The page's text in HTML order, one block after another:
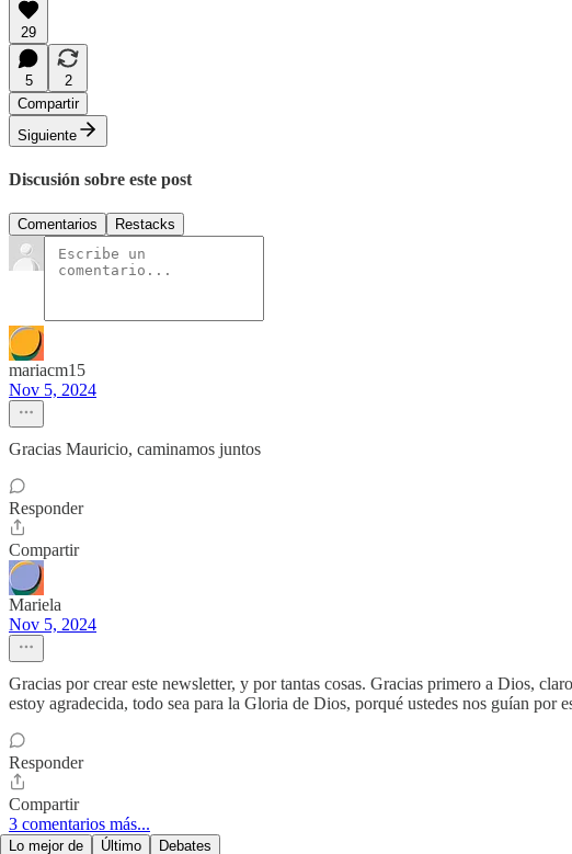
29
5
2
Compartir
Siguiente
Discusión sobre este post
Comentarios Restacks
mariacm15
Nov 5, 2024
Gracias Mauricio, caminamos juntos
Responder
Compartir
Mariela
Nov 5, 2024
Gracias por crear este newsletter, y por tantas cosas. Gracias primero a Dios,
estoy agradecida, todo sea para la Gloria de Dios, porqué ustedes nos guían por
Responder
Compartir
3 comentarios más...
Lo mejor de Último Debates